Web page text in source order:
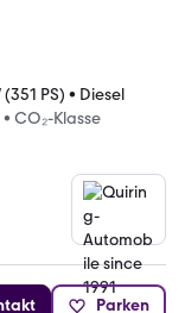
PS) • Diesel
• CO₂-Klasse
Parken